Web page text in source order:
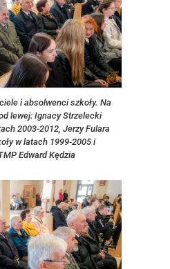
i absolwenci szkoły. Na
lewej: Ignacy Strzelecki
2003-2012, Jerzy Fulara
w latach 1999-2005 i
Edward Kędzia